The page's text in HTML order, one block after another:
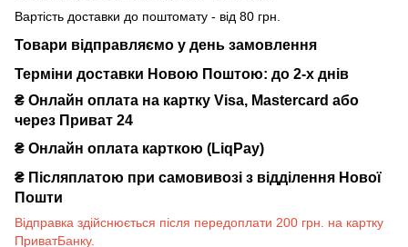
Вартість доставки до поштомату - від 80 грн.
Товари відправляємо у день замовлення
Терміни доставки Новою Поштою: до 2-х днів
₴ Онлайн оплата на картку Visa, Mastercard або
через Приват 24
₴ Онлайн оплата карткою (LiqPay)
₴ Післяплатою при самовивозі з відділення Нової
Пошти
Відправка здійснюється після передоплати 200 грн. на картку
ПриватБанку.